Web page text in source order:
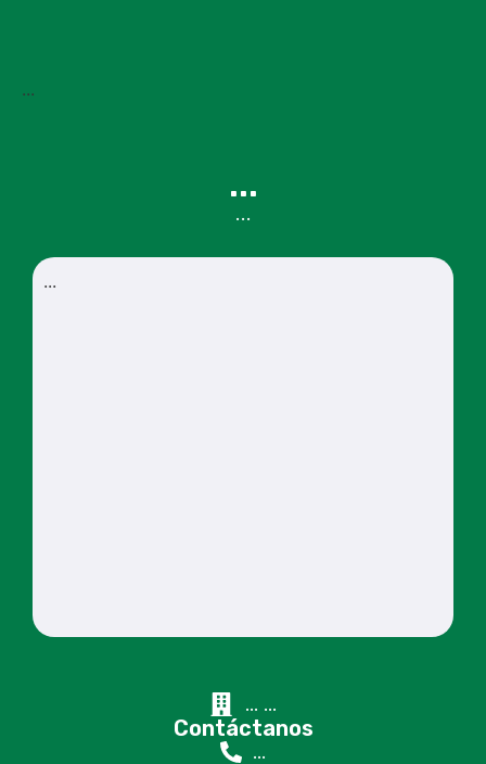
...
...
…
...
... ...
Contáctanos
...